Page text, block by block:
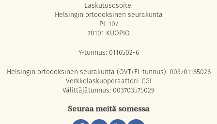
Laskutusosoite:
Helsingin ortodoksinen seurakunta
PL 107
70101 KUOPIO
Y-tunnus: 0116502-6
Helsingin ortodoksinen seurakunta (OVT/FI-tunnus): 003701165026
Verkkolaskuoperaattori: CGI
Välittäjätunnus: 003703575029
Seuraa meitä somessa